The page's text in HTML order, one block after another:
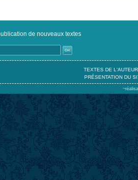
de nouveaux textes
TEXTES DE
PRÉSENTATION DU